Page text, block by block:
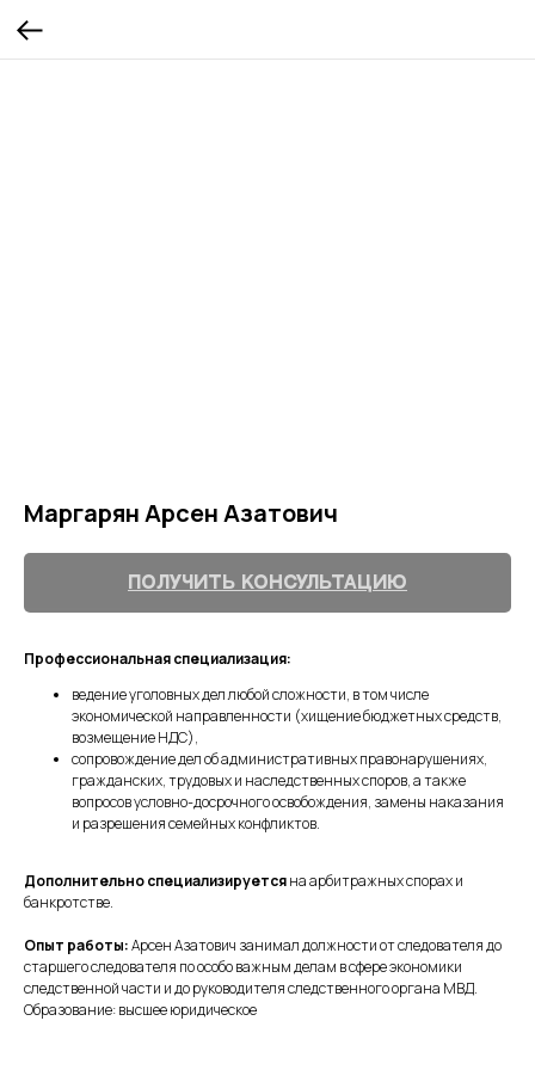
Маргарян Арсен Азатович
Получить консультацию
Профессиональная специализация:
ведение уголовных дел любой сложности, в том числе
экономической направленности (хищение бюджетных средств,
возмещение НДС),
сопровождение дел об административных правонарушениях,
гражданских, трудовых и наследственных споров, а также
вопросов условно-досрочного освобождения, замены наказания
и разрешения семейных конфликтов.
Дополнительно специализируетсяна арбитражных спорах и
банкротстве.
Опыт работы:Арсен Азатович занимал должности от следователя до
старшего следователя по особо важным делам в сфере экономики
следственной части и до руководителя следственного органа МВД.
Образование: высшее юридическое